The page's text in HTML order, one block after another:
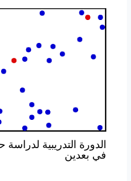
الدورة التدريبية
في بعدين